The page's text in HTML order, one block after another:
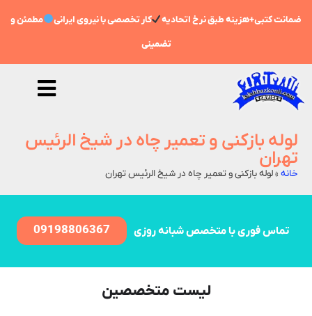
ضمانت کتبی+هزینه طبق نرخ اتحادیه کار تخصصی با نیروی ایرانی مطمئن و
تضمینی
لوله بازکنی و تعمیر چاه در شیخ الرئیس
تهران
خانه»لوله بازکنی و تعمیر چاه در شیخ الرئیس تهران
تماس فوری با متخصص شبانه روزی 09198806367
لیست متخصصین